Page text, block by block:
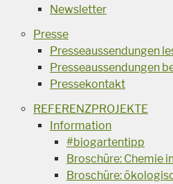
Newsletter
Presse
Presseaussendungen
Presseaussendungen
Pressekontakt
REFERENZPROJEKTE
Information
#biogartentipp
Broschüre: Chemie
Broschüre: